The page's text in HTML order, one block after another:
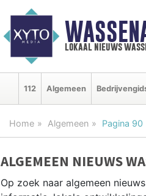
lokaal nieuws
112 Algemeen
Home Algemeen Pagina 90
ALGEMEEN NIEUWS
Op zoek naar algemeen